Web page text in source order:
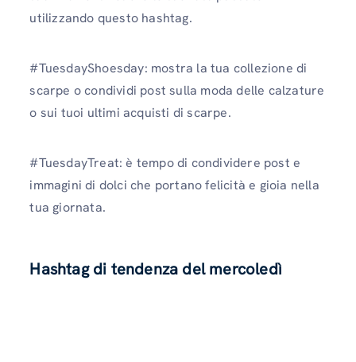
utilizzando questo hashtag.
#TuesdayShoesday: mostra la tua collezione di
scarpe o condividi post sulla moda delle calzature
o sui tuoi ultimi acquisti di scarpe.
#TuesdayTreat: è tempo di condividere post e
immagini di dolci che portano felicità e gioia nella
tua giornata.
Hashtag di tendenza del mercoledì